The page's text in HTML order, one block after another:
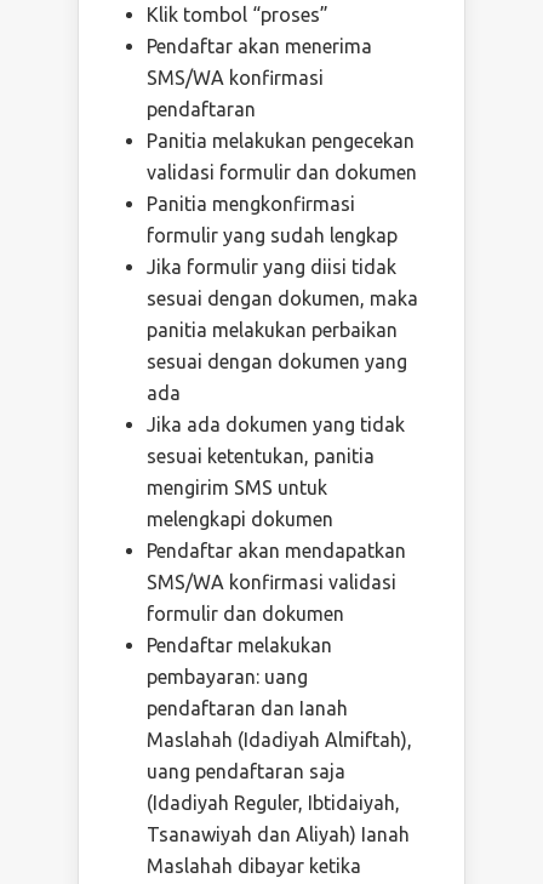
Klik tombol “proses”
Pendaftar akan menerima
SMS/WA konfirmasi
pendaftaran
Panitia melakukan pengecekan
validasi formulir dan dokumen
Panitia mengkonfirmasi
formulir yang sudah lengkap
Jika formulir yang diisi tidak
sesuai dengan dokumen, maka
panitia melakukan perbaikan
sesuai dengan dokumen yang
ada
Jika ada dokumen yang tidak
sesuai ketentukan, panitia
mengirim SMS untuk
melengkapi dokumen
Pendaftar akan mendapatkan
SMS/WA konfirmasi validasi
formulir dan dokumen
Pendaftar melakukan
pembayaran: uang
pendaftaran dan Ianah
Maslahah (Idadiyah Almiftah),
uang pendaftaran saja
(Idadiyah Reguler, Ibtidaiyah,
Tsanawiyah dan Aliyah) Ianah
Maslahah dibayar ketika